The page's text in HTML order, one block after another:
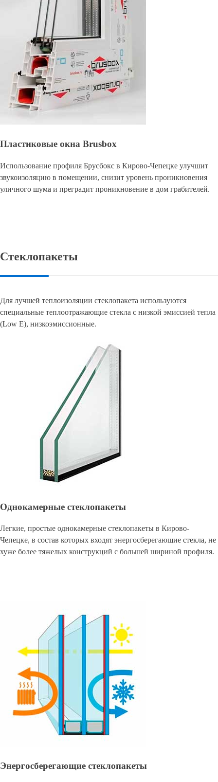
Пластиковые окна Brusbox
Использование профиля Брусбокс в Кирово-Чепецке улучшит
звукоизоляцию в помещении, снизит уровень проникновения
уличного шума и преградит проникновение в дом грабителей.
Стеклопакеты
Для лучшей теплоизоляции стеклопакета используются
специальные теплоотражающие стекла с низкой эмиссией тепла
(Low E), низкоэмиссионные.
Однокамерные стеклопакеты
Легкие, простые однокамерные стеклопакеты в Кирово-
Чепецке, в состав которых входят энергосберегающие стекла, не
хуже более тяжелых конструкций с большей шириной профиля.
Энергосберегающие стеклопакеты